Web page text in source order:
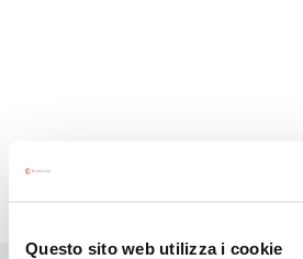
Questo sito web utilizza i cookie